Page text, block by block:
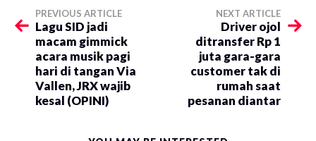
PREVIOUS ARTICLE
Lagu SID jadi
macam gimmick
acara musik pagi
hari di tangan Via
Vallen, JRX wajib
kesal (OPINI)
NEXT ARTICLE
Driver ojol
ditransfer Rp 1
juta gara-gara
customer tak di
rumah saat
pesanan diantar